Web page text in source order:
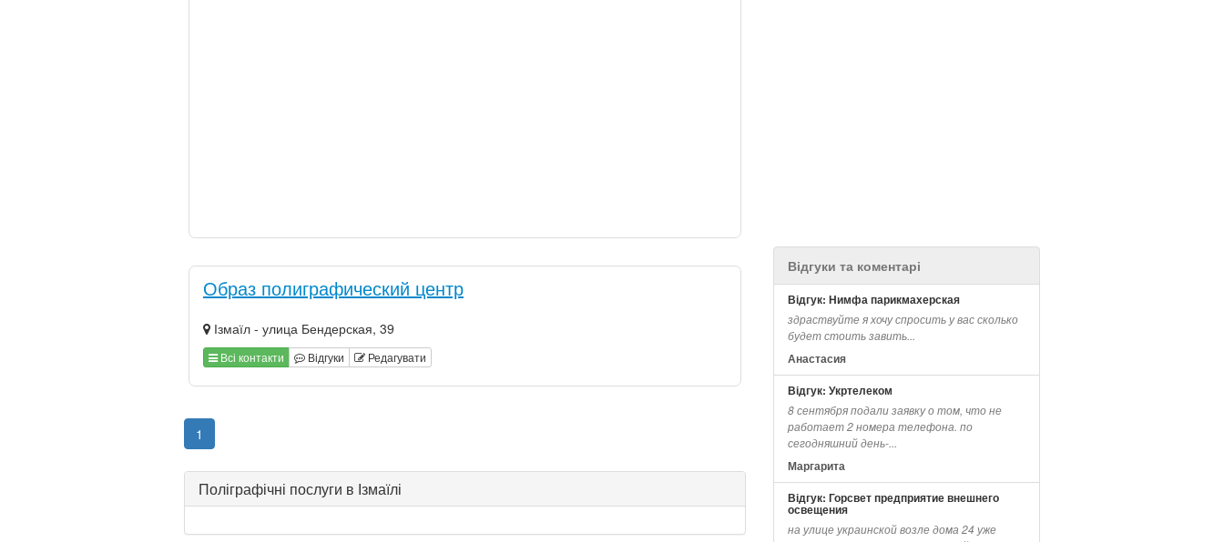
Образ полиграфический центр
Ізмаїл - улица Бендерская, 39
Всі контакти Відгуки Редагувати
1
Поліграфічні послуги в Ізмаїлі
Відгуки та коментарі
Відгук: Нимфа парикмахерская
здраствуйте я хочу спросить у вас сколько
будет стоить завить...
Анастасия
Відгук: Укртелеком
8 сентября подали заявку о том, что не
работает 2 номера телефона. по
сегодняшний день-...
Маргарита
Відгук: Горсвет предприятие внешнего
освещения
на улице украинской возле дома 24 уже